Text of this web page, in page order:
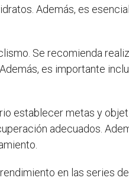
Además, es
Se recomienda
es importante
establecer metas y
adecuados.
en las series